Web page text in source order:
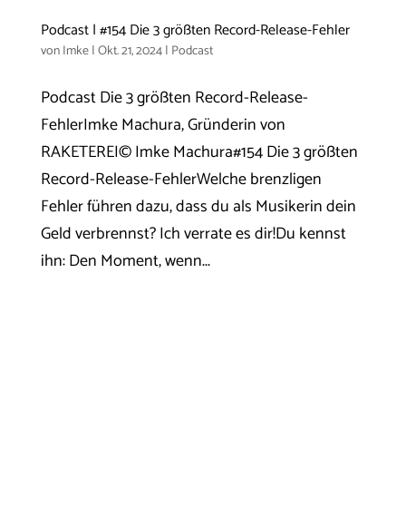
Podcast | #154 Die 3 größten Record-Release-Fehler
vonImke|Okt. 21, 2024| Podcast
Podcast Die 3 größten Record-Release-
FehlerImke Machura, Gründerin von
RAKETEREI© Imke Machura#154 Die 3 größten
Record-Release-FehlerWelche brenzligen
Fehler führen dazu, dass du als Musikerin dein
Geld verbrennst? Ich verrate es dir!Du kennst
ihn: Den Moment, wenn...